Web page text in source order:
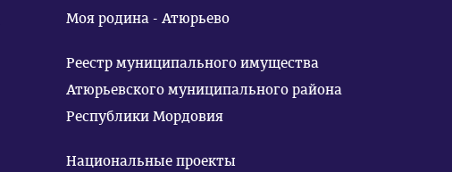
Моя родина - Атюрьево
Реестр муниципального имущества
Атюрьевского муниципального района
Республики Мордовия
Национальные проекты